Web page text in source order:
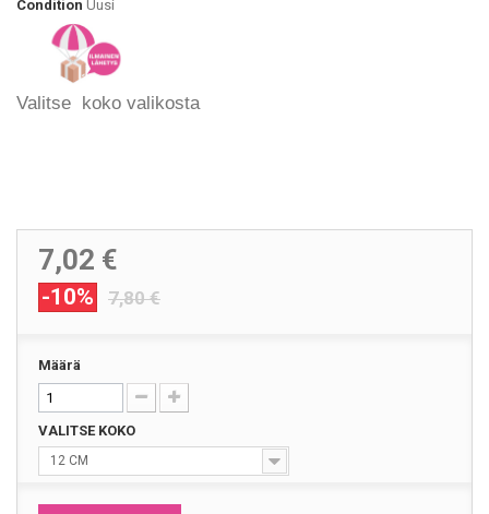
Condition Uusi
Valitse koko valikosta
7,02 €
-10% 7,80 €
Määrä
VALITSE KOKO
12 CM